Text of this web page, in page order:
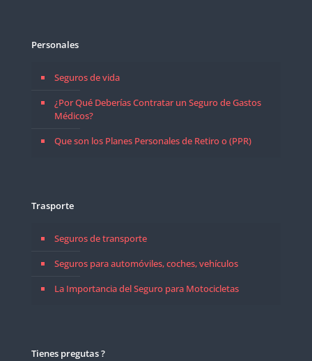
Personales
Seguros de vida
¿Por Qué Deberías Contratar un Seguro de Gastos
Médicos?
Que son los Planes Personales de Retiro o (PPR)
Trasporte
Seguros de transporte
Seguros para automóviles, coches, vehículos
La Importancia del Seguro para Motocicletas
Tienes pregutas ?